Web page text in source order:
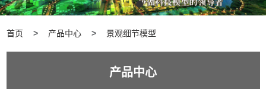
首页 产品中心 景观细节模型
产品中心